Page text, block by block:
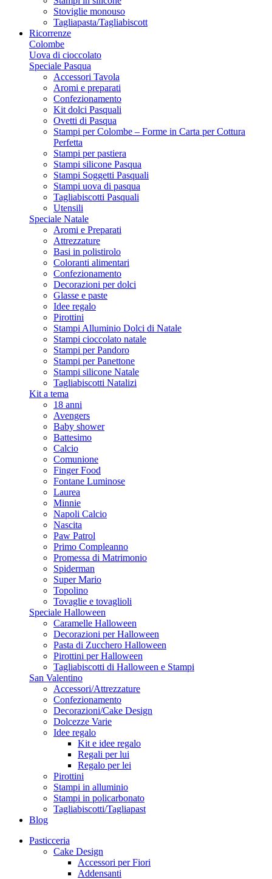
Stoviglie monouso
Tagliapasta/Tagliabiscott
Ricorrenze
Colombe
Uova di cioccolato
Speciale Pasqua
Accessori Tavola
Aromi e preparati
Confezionamento
Kit dolci Pasquali
Ovetti di Pasqua
Stampi per Colombe – Forme in Carta per Cottura
Perfetta
Stampi per pastiera
Stampi silicone Pasqua
Stampi Soggetti Pasquali
Stampi uova di pasqua
Tagliabiscotti Pasquali
Utensili
Speciale Natale
Aromi e Preparati
Attrezzature
Basi in polistirolo
Coloranti alimentari
Confezionamento
Decorazioni per dolci
Glasse e paste
Idee regalo
Pirottini
Stampi Alluminio Dolci di Natale
Stampi cioccolato natale
Stampi per Pandoro
Stampi per Panettone
Stampi silicone Natale
Tagliabiscotti Natalizi
Kit a tema
18 anni
Avengers
Baby shower
Battesimo
Calcio
Comunione
Finger Food
Fontane Luminose
Laurea
Minnie
Napoli Calcio
Nascita
Paw Patrol
Primo Compleanno
Promessa di Matrimonio
Spiderman
Super Mario
Topolino
Tovaglie e tovaglioli
Speciale Halloween
Caramelle Halloween
Decorazioni per Halloween
Pasta di Zucchero Halloween
Pirottini per Halloween
Tagliabiscotti di Halloween e Stampi
San Valentino
Accessori/Attrezzature
Confezionamento
Decorazioni/Cake Design
Dolcezze Varie
Idee regalo
Kit e idee regalo
Regali per lui
Regalo per lei
Pirottini
Stampi in alluminio
Stampi in policarbonato
Tagliabiscotti/Tagliapast
Blog
Pasticceria
Cake Design
Accessori per Fiori
Addensanti